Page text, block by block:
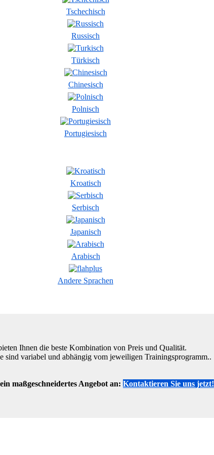
Tschechisch
Russisch
Türkisch
Chinesisch
Polnisch
Portugiesisch
Kroatisch
Serbisch
Japanisch
Arabisch
Andere Sprachen
Ihnen die beste Kombination von Preis und Qualität.
sind variabel und abhängig vom jeweiligen Trainingsprogramm..
maßgeschneidertes Angebot an: Kontaktieren Sie uns jetzt!